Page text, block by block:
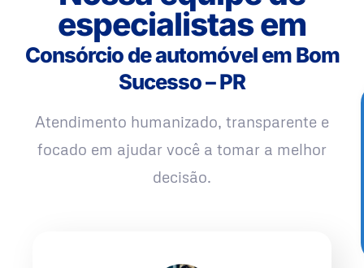
especialistas em
Consórcio de automóvel em Bom
Sucesso – PR
Atendimento humanizado, transparente e
focado em ajudar você a tomar a melhor
decisão.